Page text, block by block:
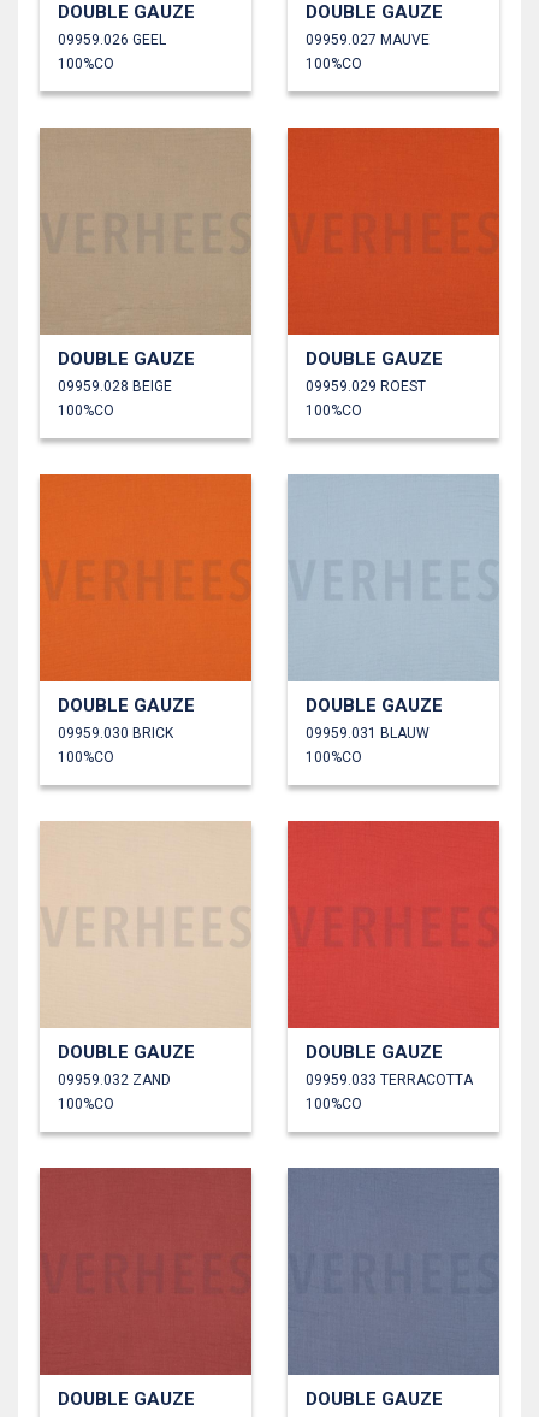
DOUBLE GAUZE
09959.026 GEEL
100%CO
DOUBLE GAUZE
09959.027 MAUVE
100%CO
DOUBLE GAUZE
09959.028 BEIGE
100%CO
DOUBLE GAUZE
09959.029 ROEST
100%CO
DOUBLE GAUZE
09959.030 BRICK
100%CO
DOUBLE GAUZE
09959.031 BLAUW
100%CO
DOUBLE GAUZE
09959.032 ZAND
100%CO
DOUBLE GAUZE
09959.033 TERRACOTTA
100%CO
DOUBLE GAUZE DOUBLE GAUZE